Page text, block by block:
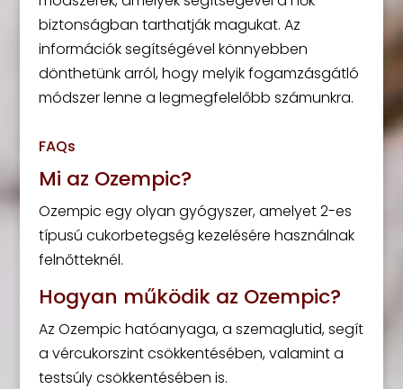
biztonságban tarthatják magukat. Az
információk segítségével könnyebben
dönthetünk arról, hogy melyik fogamzásgátló
módszer lenne a legmegfelelőbb számunkra.
FAQs
Mi az Ozempic?
Ozempic egy olyan gyógyszer, amelyet 2-es
típusú cukorbetegség kezelésére használnak
felnőtteknél.
Hogyan működik az Ozempic?
Az Ozempic hatóanyaga, a szemaglutid, segít
a vércukorszint csökkentésében, valamint a
testsúly csökkentésében is.